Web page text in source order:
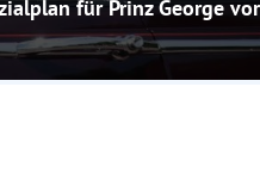
für Prinz George vor